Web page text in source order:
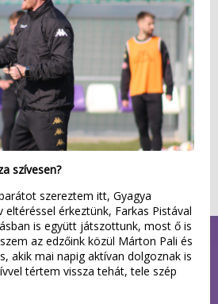
szívesen?
szereztem itt, Gyagya
eltéréssel érkeztünk, Farkas Pistával
is együtt játszottunk, most ő is
az edzőink közül Márton Pali és
akik mai napig aktívan dolgoznak is
tértem vissza tehát, tele szép